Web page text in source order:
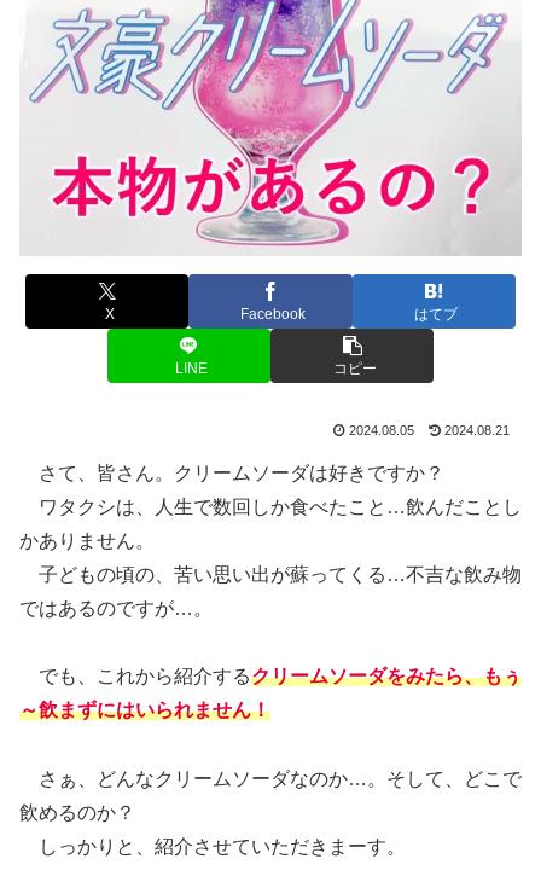
X Facebook はてブ
LINE コピー
2024.08.05 2024.08.21
さて、皆さん。クリームソーダは好きですか？
ワタクシは、人生で数回しか食べたこと…飲んだことし
かありません。
子どもの頃の、苦い思い出が蘇ってくる…不吉な飲み物
ではあるのですが…。
でも、これから紹介するクリームソーダをみたら、もぅ
～飲まずにはいられません！
さぁ、どんなクリームソーダなのか…。そして、どこで
飲めるのか？
しっかりと、紹介させていただきまーす。